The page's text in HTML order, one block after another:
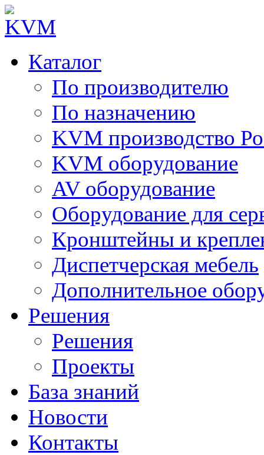
Каталог
По производителю
По назначению
KVM производство
KVM оборудование
AV оборудование
Оборудование для
Кронштейны и
Диспетчерская мебель
Дополнительное
Решения
Решения
Проекты
База знаний
Новости
Контакты